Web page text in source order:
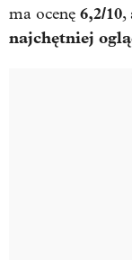
ma ocenę 6,2/10,
najchętniej